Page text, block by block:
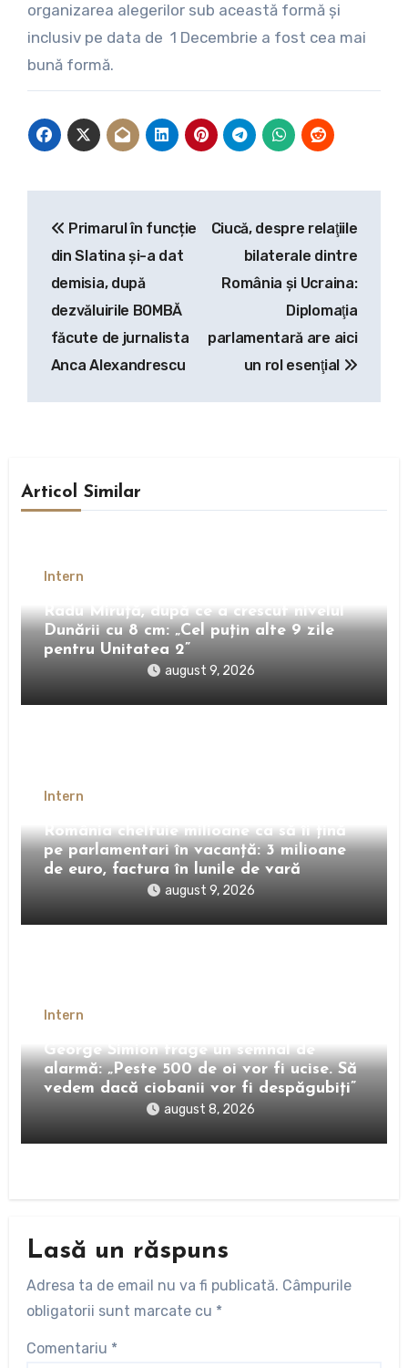
organizarea alegerilor sub această formă și
inclusiv pe data de 1 Decembrie a fost cea mai
bună formă.
articole
Primarul în funcție
din Slatina și-a dat
demisia, după
dezvăluirile BOMBĂ
făcute de jurnalista
Anca Alexandrescu
Ciucă, despre relaţiile
bilaterale dintre
România și Ucraina:
Diplomaţia
parlamentară are aici
un rol esenţial
Articol Similar
Intern
Radu Miruță, după ce a crescut nivelul
Dunării cu 8 cm: „Cel puțin alte 9 zile
pentru Unitatea 2”
august 9, 2026
Intern
România cheltuie milioane ca să îi țină
pe parlamentari în vacanță: 3 milioane
de euro, factura în lunile de vară
august 9, 2026
Intern
George Simion trage un semnal de
alarmă: „Peste 500 de oi vor fi ucise. Să
vedem dacă ciobanii vor fi despăgubiți”
august 8, 2026
Lasă un răspuns
Adresa ta de email nu va fi publicată. Câmpurile
obligatorii sunt marcate cu *
Comentariu *